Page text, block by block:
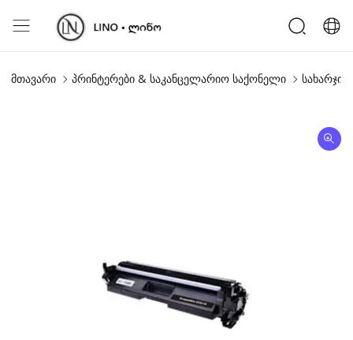
მთავარი პრინტერები & საკანცელარიო საქონელი სახარჯი